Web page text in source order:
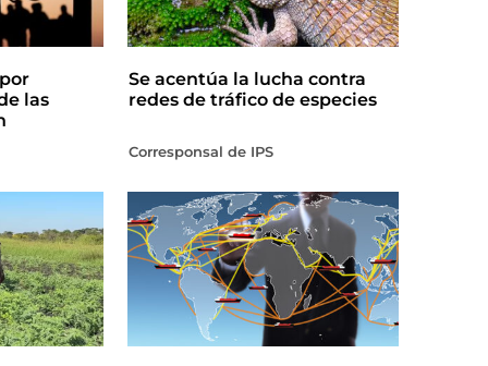
las
Se acentúa la lucha contra
redes de tráfico de especies
Corresponsal de IPS